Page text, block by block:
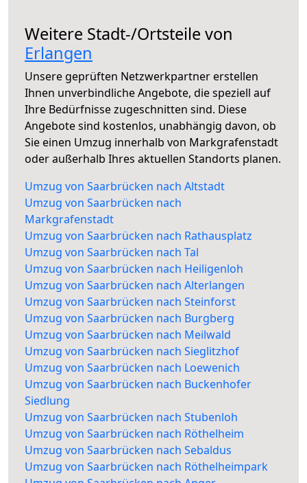
Weitere Stadt-/Ortsteile von
Erlangen
Unsere geprüften Netzwerkpartner erstellen
Ihnen unverbindliche Angebote, die speziell auf
Ihre Bedürfnisse zugeschnitten sind. Diese
Angebote sind kostenlos, unabhängig davon, ob
Sie einen Umzug innerhalb von Markgrafenstadt
oder außerhalb Ihres aktuellen Standorts planen.
Umzug von Saarbrücken nach Altstadt
Umzug von Saarbrücken nach
Markgrafenstadt
Umzug von Saarbrücken nach Rathausplatz
Umzug von Saarbrücken nach Tal
Umzug von Saarbrücken nach Heiligenloh
Umzug von Saarbrücken nach Alterlangen
Umzug von Saarbrücken nach Steinforst
Umzug von Saarbrücken nach Burgberg
Umzug von Saarbrücken nach Meilwald
Umzug von Saarbrücken nach Sieglitzhof
Umzug von Saarbrücken nach Loewenich
Umzug von Saarbrücken nach Buckenhofer
Siedlung
Umzug von Saarbrücken nach Stubenloh
Umzug von Saarbrücken nach Röthelheim
Umzug von Saarbrücken nach Sebaldus
Umzug von Saarbrücken nach Röthelheimpark